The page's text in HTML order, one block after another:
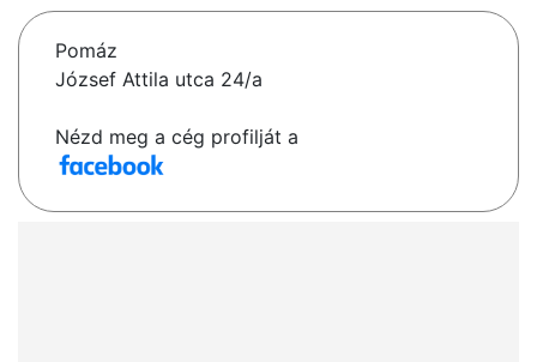
Pomáz
József Attila utca 24/a
Nézd meg a cég profilját a